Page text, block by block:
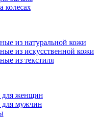
колесах
из натуральной кожи
из искусственной кожи
из текстиля
для женщин
мужчин